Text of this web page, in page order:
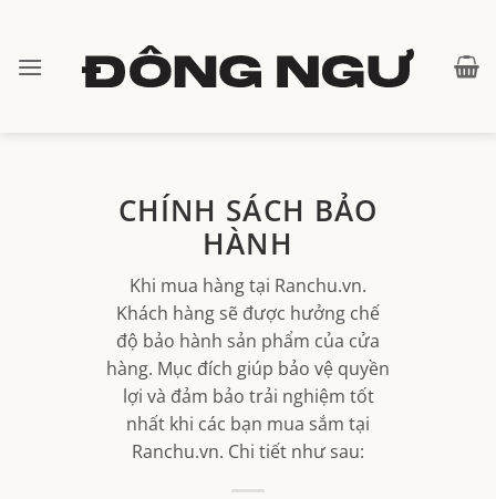
nội
CHÍNH SÁCH BẢO
HÀNH
Khi mua hàng tại Ranchu.vn.
Khách hàng sẽ được hưởng chế
độ bảo hành sản phẩm của cửa
hàng. Mục đích giúp bảo vệ quyền
lợi và đảm bảo trải nghiệm tốt
nhất khi các bạn mua sắm tại
Ranchu.vn. Chi tiết như sau: